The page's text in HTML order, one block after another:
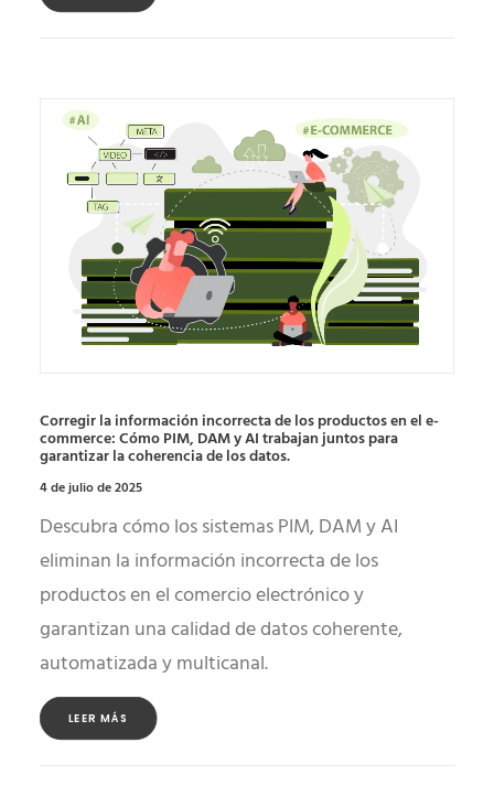
Corregir la información incorrecta de los productos en el e-
commerce: Cómo PIM, DAM y AI trabajan juntos para
garantizar la coherencia de los datos.
4 de julio de 2025
Descubra cómo los sistemas PIM, DAM y AI
eliminan la información incorrecta de los
productos en el comercio electrónico y
garantizan una calidad de datos coherente,
automatizada y multicanal.
LEER MÁS